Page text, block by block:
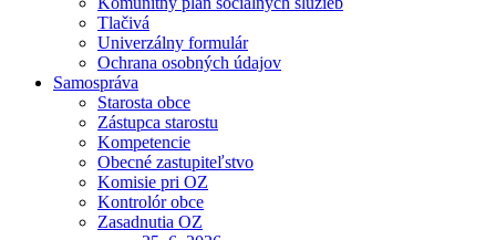
Tlačivá
Univerzálny formulár
Ochrana osobných údajov
Samospráva
Starosta obce
Zástupca starostu
Kompetencie
Obecné zastupiteľstvo
Komisie pri OZ
Kontrolór obce
Zasadnutia OZ